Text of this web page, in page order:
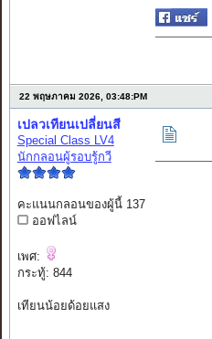
22 พฤษภาคม 2026, 03:48:PM
เปลวเทียนเปลี่ยนสี
Special Class LV4
นักกลอนผู้รอบรู้กวี
คะแนนกลอนของผู้นี้ 137
ออฟไลน์
เพศ:
กระทู้: 844
เทียนน้อยด้อยแสง